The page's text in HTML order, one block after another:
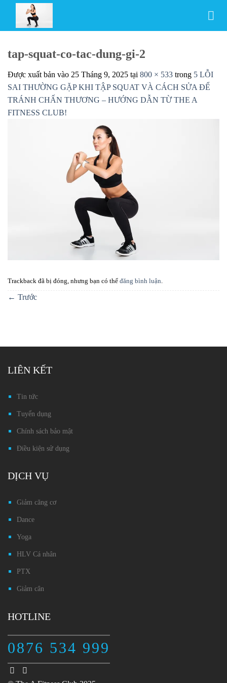
nội
tap-squat-co-tac-dung-gi-2
Được xuất bản vào 25 Tháng 9, 2025 tại 800 × 533 trong 5 LỖI
SAI THƯỜNG GẶP KHI TẬP SQUAT VÀ CÁCH SỬA ĐỂ
TRÁNH CHẤN THƯƠNG – HƯỚNG DẪN TỪ THE A
FITNESS CLUB!
Trackback đã bị đóng, nhưng bạn có thể đăng bình luận.
← Trước
LIÊN KẾT
Tin tức
Tuyển dụng
Chính sách bảo mật
Điều kiện sử dụng
DỊCH VỤ
Giảm căng cơ
Dance
Yoga
HLV Cá nhân
PTX
Giảm cân
HOTLINE
0876 534 999